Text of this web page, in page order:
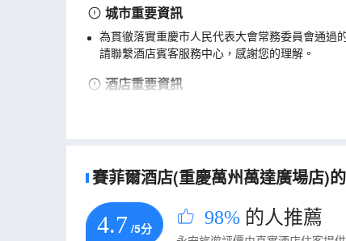
城市重要資訊
為貫徹落實重慶市人民代表大會常務委員會通過
請聯繫酒店賓客服務中心，感謝您的理解。
酒店重要資訊
賽菲爾酒店(重慶萬州萬達廣場店)
4.7 /5分 98% 的人推薦